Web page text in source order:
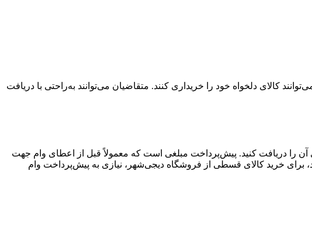
کالای دلخواه خود را خریداری کنند. متقاضیان می‌توانند به‌راحتی با دریافت
آن را دریافت کنید. پیش‌پرداخت مبلغی است که معمولاً قبل از اعطای وام جهت
خرید کالای قسطی از فروشگاه دیجی‌شهر، نیازی به پیش‌پرداخت وام